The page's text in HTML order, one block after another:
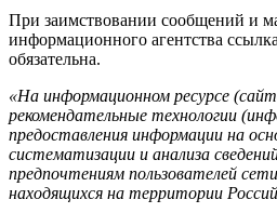
При заимствовании сообщений и
информационного агентства
обязательна.
«На информационном ресурсе
рекомендательные технологии
предоставления информации на
систематизации и анализа
предпочтениям пользователей
находящихся на территории